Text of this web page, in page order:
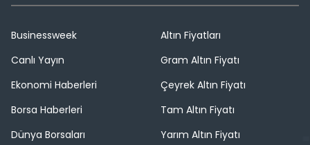
Businessweek
Canlı Yayın
Ekonomi Haberleri
Borsa Haberleri
Dünya Borsaları
Altın Fiyatları
Gram Altın Fiyatı
Çeyrek Altın Fiyatı
Tam Altın Fiyatı
Yarım Altın Fiyatı